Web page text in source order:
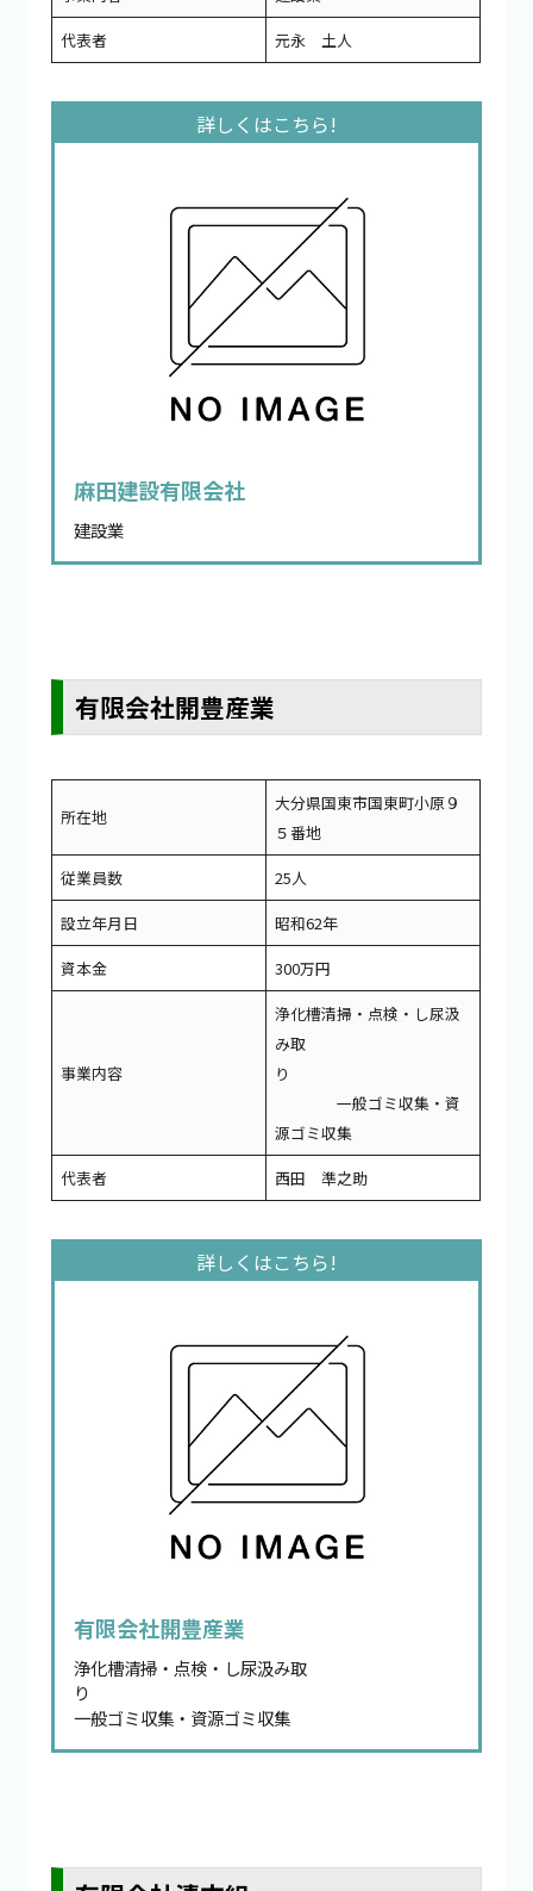
代表者
元永 土人
麻田建設有限会社
建設業
有限会社開豊産業
所在地
大分県国東市国東町小原９
５番地
従業員数
25人
設立年月日
昭和62年
資本金
300万円
事業内容
浄化槽清掃・点検・し尿汲
み取
り
一般ゴミ収集・資
源ゴミ収集
代表者
西田 準之助
有限会社開豊産業
浄化槽清掃・点検・し尿汲み取
り
一般ゴミ収集・資源ゴミ収集